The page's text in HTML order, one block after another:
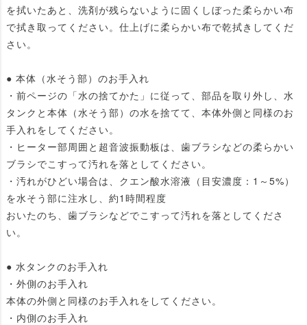
を拭いたあと、洗剤が残らないように固くしぼった柔らかい布
で拭き取ってください。仕上げに柔らかい布で乾拭きしてくだ
さい。
● 本体（水そう部）のお手入れ
・前ページの「水の捨てかた」に従って、部品を取り外し、水
タンクと本体（水そう部）の水を捨てて、本体外側と同様のお
手入れをしてください。
・ヒーター部周囲と超音波振動板は、歯ブラシなどの柔らかい
ブラシでこすって汚れを落としてください。
・汚れがひどい場合は、クエン酸水溶液（目安濃度：1～5%）
を水そう部に注水し、約1時間程度
おいたのち、歯ブラシなどでこすって汚れを落としてくださ
い。
● 水タンクのお手入れ
・外側のお手入れ
本体の外側と同様のお手入れをしてください。
・内側のお手入れ